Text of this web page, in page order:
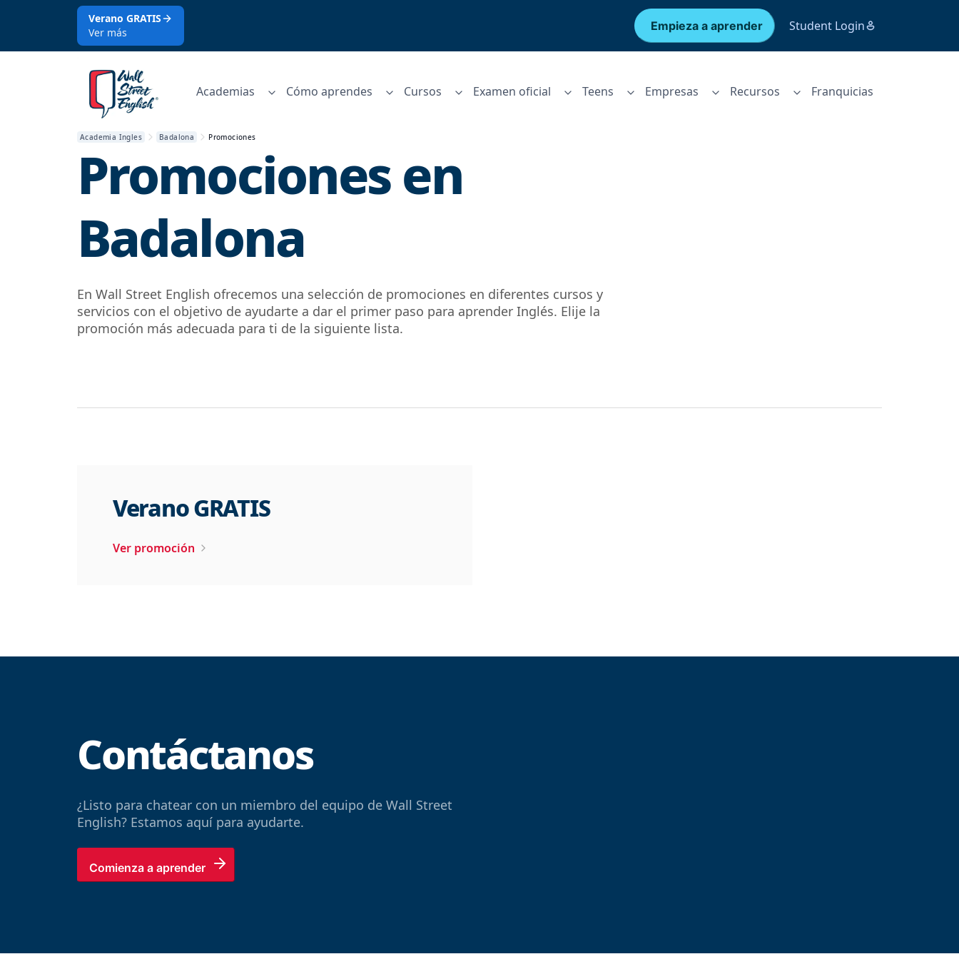
Verano GRATIS
Ver más
Empieza a aprender Student Login
Academias Cómo aprendes Cursos Examen oficial Teens Empresas Recursos Franquicias
Academia Ingles Badalona Promociones
Promociones en
Badalona
En Wall Street English ofrecemos una selección de promociones en diferentes cursos y
servicios con el objetivo de ayudarte a dar el primer paso para aprender Inglés. Elije la
promoción más adecuada para ti de la siguiente lista.
Verano GRATIS
Ver promoción
Contáctanos
¿Listo para chatear con un miembro del equipo de Wall Street
English? Estamos aquí para ayudarte.
Comienza a aprender